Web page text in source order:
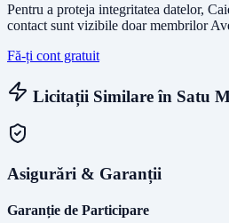
Pentru a proteja integritatea datelor,
contact sunt vizibile doar membrilor
Fă-ți cont gratuit
Licitații Similare în Satu
Asigurări & Garanții
Garanție de Participare